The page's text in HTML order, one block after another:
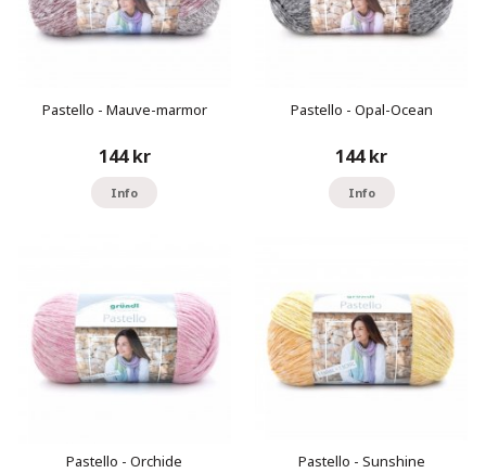
Pastello - Mauve-marmor
144 kr
Info
Pastello - Opal-Ocean
144 kr
Info
Pastello - Orchide Pastello - Sunshine